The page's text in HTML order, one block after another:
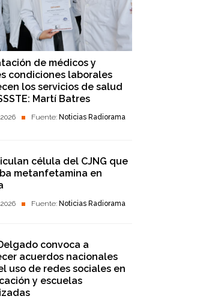
de médicos y
condiciones laborales
los servicios de salud
Martí Batres
Fuente: Noticias Radiorama
célula del CJNG que
metanfetamina en
Fuente: Noticias Radiorama
convoca a
acuerdos nacionales
uso de redes sociales en
y escuelas